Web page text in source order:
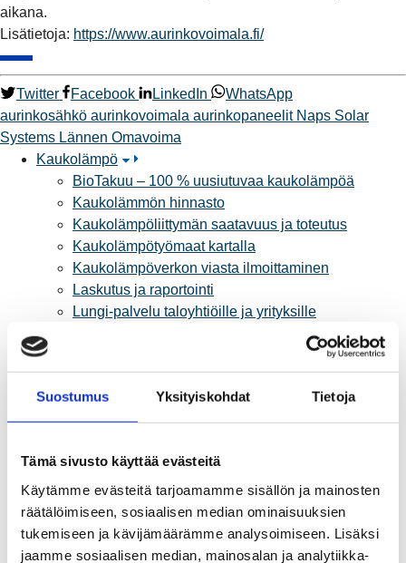
Suostumus Yksityiskohdat Tietoja
Tämä sivusto käyttää evästeitä
Käytämme evästeitä tarjoamamme sisällön ja mainosten
räätälöimiseen, sosiaalisen median ominaisuuksien
tukemiseen ja kävijämäärämme analysoimiseen. Lisäksi
jaamme sosiaalisen median, mainosalan ja analytiikka-
aikana.
Lisätietoja: https://www.aurinkovoimala.fi/
Twitter Facebook LinkedIn
WhatsApp
aurinkosähkö aurinkovoimala aurinkopaneelit Naps Solar
Systems Lännen Omavoima
Kaukolämpö
BioTakuu – 100 % uusiutuvaa kaukolämpöä
Kaukolämmön hinnasto
Kaukolämpöliittymän saatavuus ja toteutus
Kaukolämpötyömaat kartalla
Kaukolämpöverkon viasta ilmoittaminen
Laskutus ja raportointi
Lungi-palvelu taloyhtiöille ja yrityksille
Matalalämpöiseen kaukolämpöön siirtyminen
Poistoilmalämpöpumppu kaukolämpötaloon
Tietoa kaukolämmöstä
Tietoa urakoitsijoille
Energiayhteisöt
Kaapelinäyttö ja puunkaatoapu
Säävarma sähköverkko
Sähköliittymät
Sähkön mittaus ja raportointi